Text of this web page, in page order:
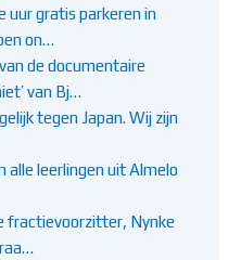
uur gratis parkeren in
on…
de documentaire
van Bj…
tegen Japan. Wij zijn
alle leerlingen uit Almelo
fractievoorzitter, Nynke